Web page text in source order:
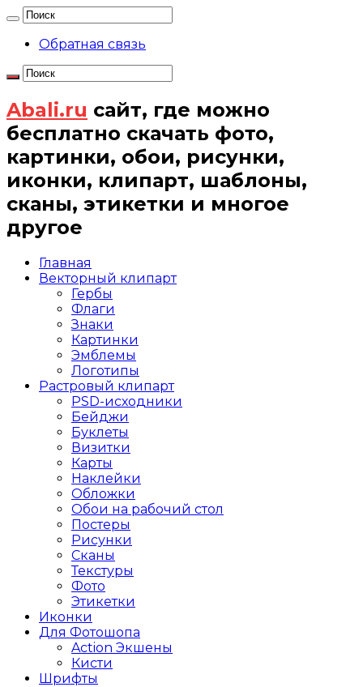
Обратная связь
Abali.ru сайт, где можно
бесплатно скачать фото,
картинки, обои, рисунки,
иконки, клипарт, шаблоны,
сканы, этикетки и многое
другое
Главная
Векторный клипарт
Гербы
Флаги
Знаки
Картинки
Эмблемы
Логотипы
Растровый клипарт
PSD-исходники
Бейджи
Буклеты
Визитки
Карты
Наклейки
Обложки
Обои на рабочий стол
Постеры
Рисунки
Сканы
Текстуры
Фото
Этикетки
Иконки
Для Фотошопа
Action Экшены
Кисти
Шрифты